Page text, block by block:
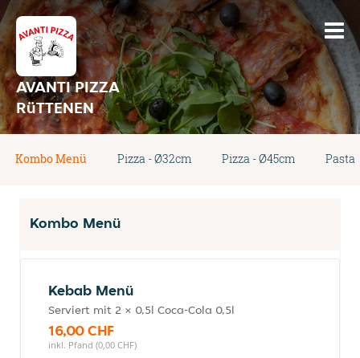
AVANTI PIZZA
RüTTENEN
Kombo Menü Pizza - Ø32cm Pizza - Ø45cm Pasta
Kombo Menü
Kebab Menü
Serviert mit 2 × 0,5l Coca-Cola 0,5l
16,00 CHF
inkl. Pfand (0,00 CHF)